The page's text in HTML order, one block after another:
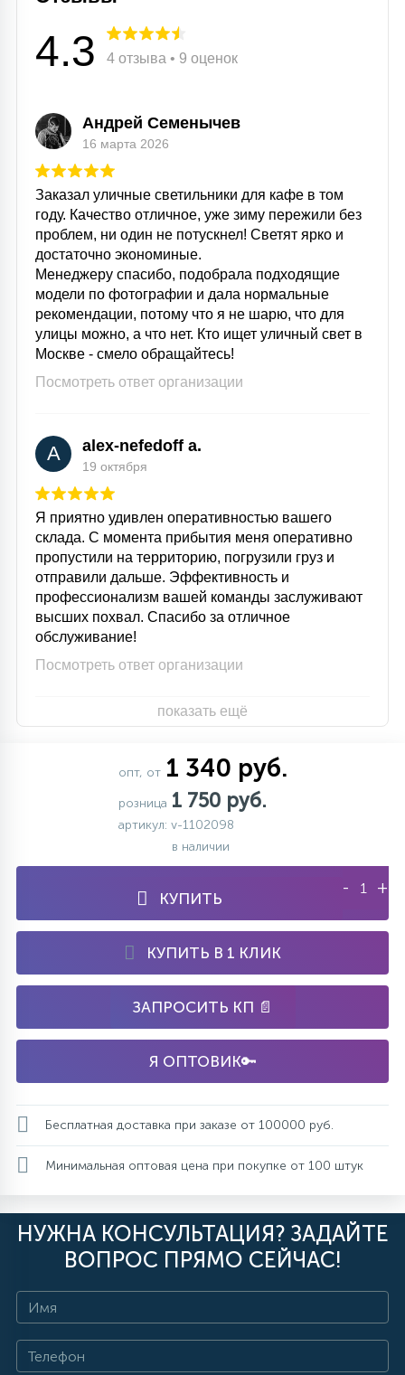
С УПРАВЛЕНИЕМ
4.3 4 отзыва • 9 оценок
Андрей Семенычев
16 марта 2026
Заказал уличные светильники для кафе в том
году. Качество отличное, уже зиму пережили без
проблем, ни один не потускнел! Светят ярко и
достаточно экономиные.
Менеджеру спасибо, подобрала подходящие
модели по фотографии и дала нормальные
рекомендации, потому что я не шарю, что для
улицы можно, а что нет. Кто ищет уличный свет в
Москве - смело обращайтесь!
Посмотреть ответ организации
A alex-nefedoff a.
19 октября
Я приятно удивлен оперативностью вашего
склада. С момента прибытия меня оперативно
пропустили на территорию, погрузили груз и
отправили дальше. Эффективность и
профессионализм вашей команды заслуживают
высших похвал. Спасибо за отличное
обслуживание!
Посмотреть ответ организации
показать ещё
опт, от 1 340 руб.
розница 1 750 руб.
артикул: v-1102098
в наличии
КУПИТЬ
- +
КУПИТЬ В 1 КЛИК
ЗАПРОСИТЬ КП 📄
Я ОПТОВИК🔑
Бесплатная доставка при заказе от 100000 руб.
Минимальная оптовая цена при покупке от 100 штук
НУЖНА КОНСУЛЬТАЦИЯ? ЗАДАЙТЕ
ВОПРОС ПРЯМО СЕЙЧАС!